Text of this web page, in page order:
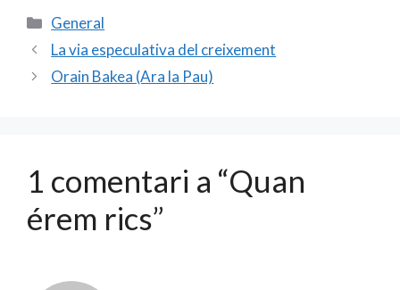
e
b
o
ai
l
er p
ar
Categories
General
La via especulativa del creixement
Orain Bakea (Ara la Pau)
1 comentari a “Quan
érem rics”